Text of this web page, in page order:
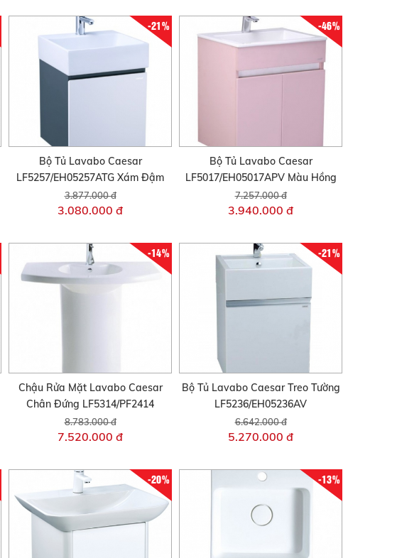
-21%
Bộ Tủ Lavabo Caesar
LF5257/EH05257ATG Xám Đậm
3.877.000 đ
3.080.000 đ
-46%
Bộ Tủ Lavabo Caesar
LF5017/EH05017APV Màu Hồng
7.257.000 đ
3.940.000 đ
-14%
Chậu Rửa Mặt Lavabo Caesar
Chân Đứng LF5314/PF2414
8.783.000 đ
7.520.000 đ
-21%
Bộ Tủ Lavabo Caesar Treo Tường
LF5236/EH05236AV
6.642.000 đ
5.270.000 đ
-20% -13%